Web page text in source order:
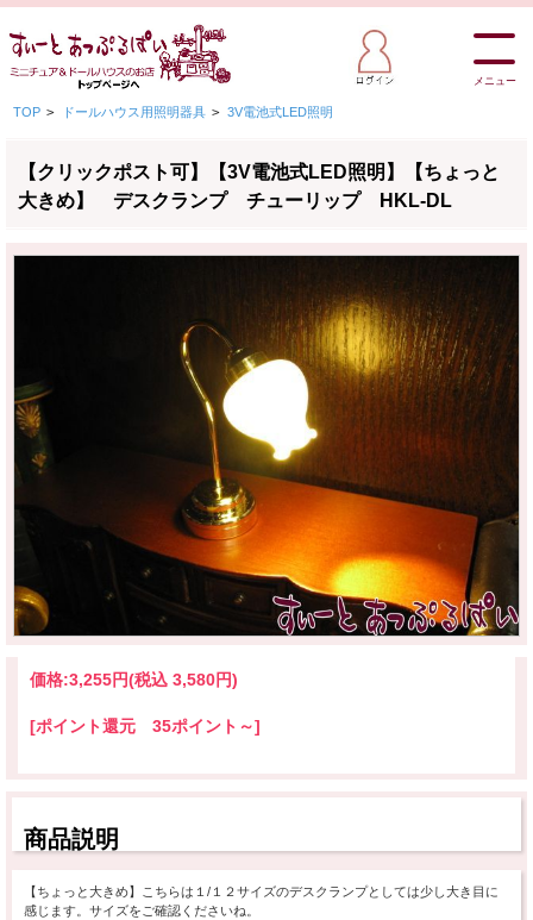
メニュー
TOP > ドールハウス用照明器具 > 3V電池式LED照明
【クリックポスト可】【3V電池式LED照明】【ちょっと
大きめ】 デスクランプ チューリップ HKL-DL
価格:3,255円(税込 3,580円)
[ポイント還元 35ポイント～]
商品説明
【ちょっと大きめ】こちらは１/１２サイズのデスクランプとしては少し大き目に
感じます。サイズをご確認くださいね。